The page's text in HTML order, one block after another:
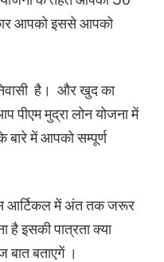
आपको इससे आपको
है। और खुद का
पीएम मुद्रा लोन योजना में
में आपको सम्पूर्ण
आर्टिकल में अंत तक जरूर
इसकी पात्रता क्या
बात बताएगें ।